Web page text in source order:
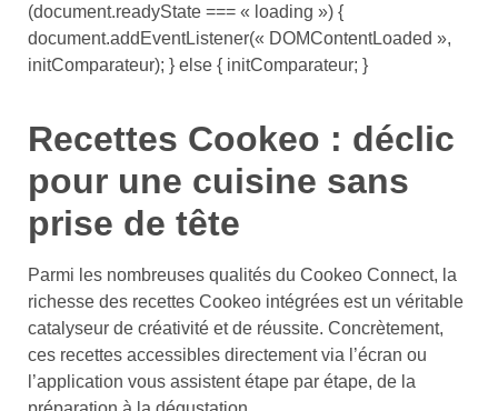
(document.readyState === « loading ») {
document.addEventListener(« DOMContentLoaded »,
initComparateur); } else { initComparateur; }
Recettes Cookeo : déclic
pour une cuisine sans
prise de tête
Parmi les nombreuses qualités du Cookeo Connect, la
richesse des recettes Cookeo intégrées est un véritable
catalyseur de créativité et de réussite. Concrètement,
ces recettes accessibles directement via l’écran ou
l’application vous assistent étape par étape, de la